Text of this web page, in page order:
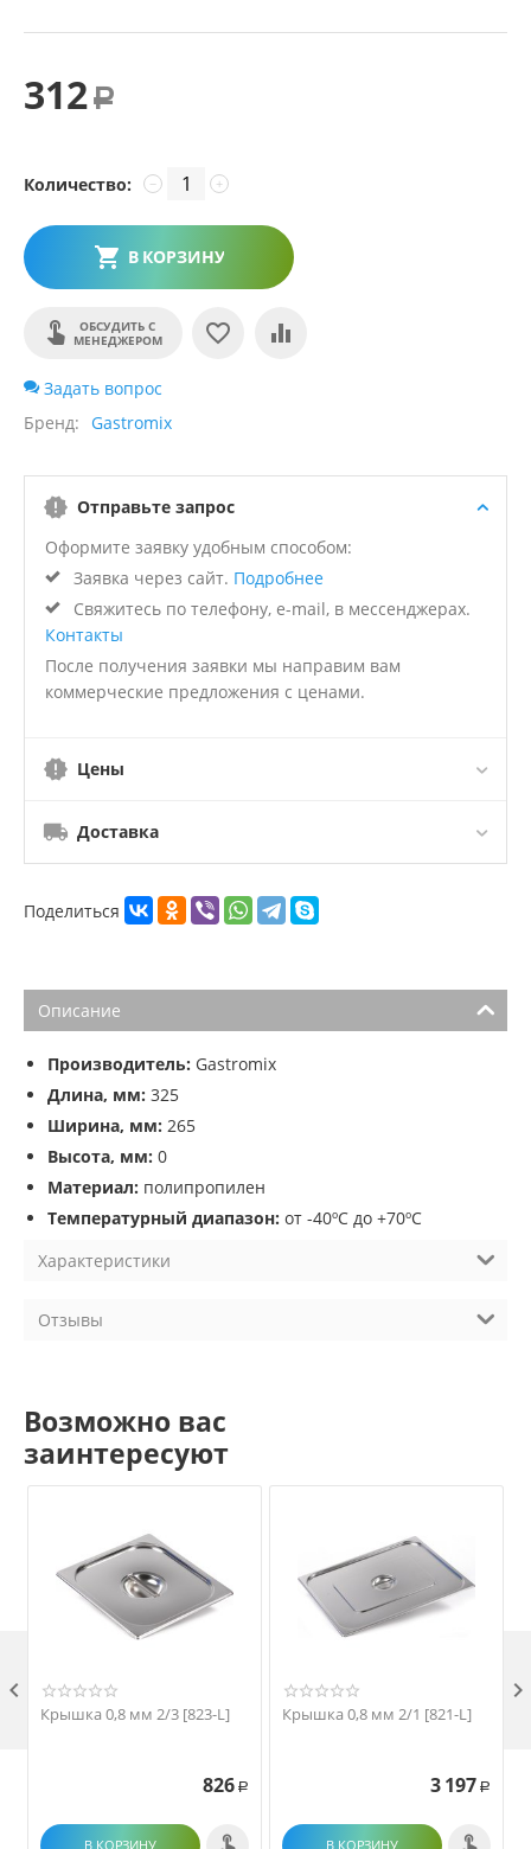
312 Р
Количество: +
−
В КОРЗИНУ
ОБСУДИТЬ С
МЕНЕДЖЕРОМ
Задать вопрос
Бренд
Gastromix
Отправьте запрос
Оформите заявку удобным способом:
Заявка через сайт. Подробнее
Свяжитесь по телефону, e-mail, в мессенджерах.
Контакты
После получения заявки мы направим вам
коммерческие предложения с ценами.
Цены
Доставка
Поделиться
Описание
Производитель: Gastromix
Длина, мм: 325
Ширина, мм: 265
Высота, мм: 0
Материал: полипропилен
Температурный диапазон: от -40ºС до +70ºС
Характеристики
Отзывы
Возможно вас
заинтересуют
Крышка 0,8 мм 2/3 [823-L]
826 Р
В КОРЗИНУ
Крышка 0,8 мм 2/1 [821-L]
3 197 Р
В КОРЗИНУ
 